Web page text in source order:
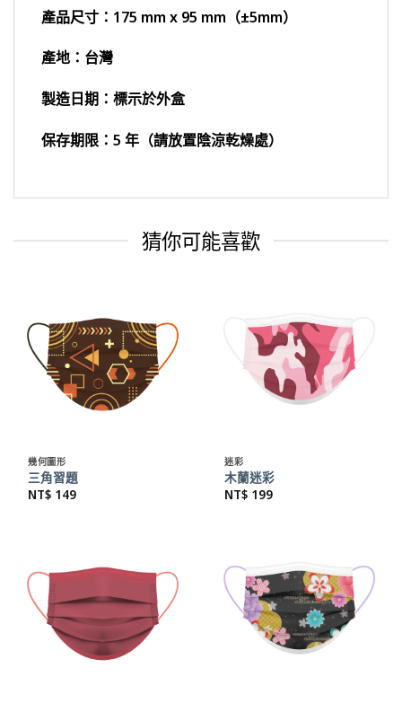
產品尺寸：175 mm x 95 mm（±5mm）
產地：台灣
製造日期：標示於外盒
保存期限：5 年（請放置陰涼乾燥處）
猜你可能喜歡
幾何圖形
三角習題
NT$ 149
迷彩
木蘭迷彩
NT$ 199